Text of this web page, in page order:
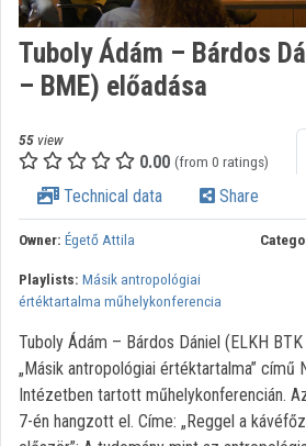
Organization discovery
Categories
Organizations
Contributors
Tuboly Ádám – Bárdos
– BME) előadása
55 view
0.00 (from 0 ratings)
Technical data Share
Owner: Égető Attila
Playlists: Másik antropológiai
értéktartalma műhelykonferencia
Tuboly Ádám – Bárdos Dániel (ELKH
„Másik antropológiai értéktartalma” című
Intézetben tartott műhelykonferencián.
7-én hangzott el. Címe: „Reggel a